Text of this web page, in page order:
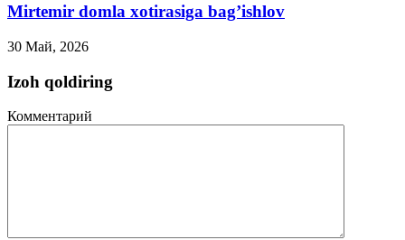
Mirtemir domla xotirasiga bag’ishlov
30 Май, 2026
Izoh qoldiring
Комментарий